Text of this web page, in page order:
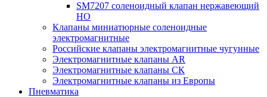
SM7207 соленоидный клапан нержавеющий
НО
Клапаны миниатюрные соленоидные
электромагнитные
Российские клапаны электромагнитные чугунные
Электромагнитные клапаны AR
Электромагнитные клапаны СК
Электромагнитные клапаны из Европы
Пневматика